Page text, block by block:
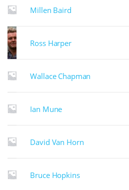
Millen Baird
Ross Harper
Wallace Chapman
Ian Mune
David Van Horn
Bruce Hopkins